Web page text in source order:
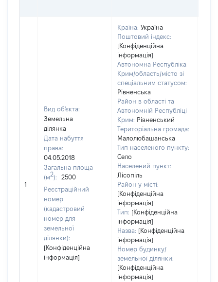
1
Вид об'єкта:
Земельна
ділянка
Дата набуття
права:
04.05.2018
Загальна площа
(м2):
2500
Реєстраційний
номер
(кадастровий
номер для
земельної
ділянки):
[Конфіденційна
інформація]
Країна: Україна
Поштовий індекс:
[Конфіденційна
інформація]
Автономна Республіка
Крим/область/місто зі
спеціальним статусом:
Рівненська
Район в області та
Автономній Республіці
Крим: Рівненський
Територіальна громада:
Малолюбашанська
Тип населеного пункту:
Село
Населений пункт:
Лісопіль
Район у місті:
[Конфіденційна
інформація]
Тип: [Конфіденційна
інформація]
Назва: [Конфіденційна
інформація]
Номер будинку/
земельної ділянки:
[Конфіденційна
інформація]